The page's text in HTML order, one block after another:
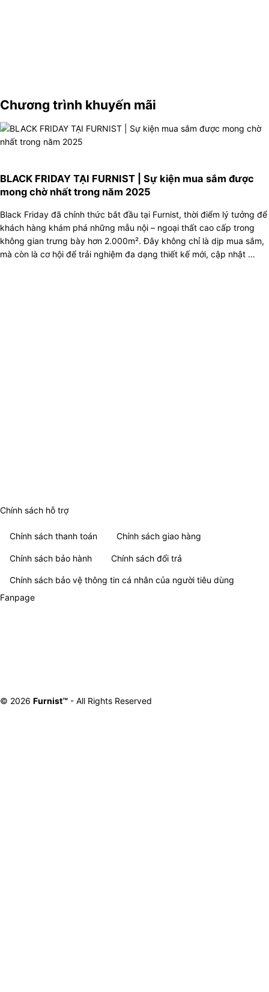
Chương trình khuyến mãi
BLACK FRIDAY TẠI FURNIST | Sự kiện mua sắm được
mong chờ nhất trong năm 2025
Black Friday đã chính thức bắt đầu tại Furnist, thời điểm lý tưởng để
khách hàng khám phá những mẫu nội – ngoại thất cao cấp trong
không gian trưng bày hơn 2.000m². Đây không chỉ là dịp mua sắm,
mà còn là cơ hội để trải nghiệm đa dạng thiết kế mới, cập nhật …
Chính sách hỗ trợ
Chính sách thanh toán Chính sách giao hàng
Chính sách bảo hành Chính sách đổi trả
Chính sách bảo vệ thông tin cá nhân của người tiêu dùng
Fanpage
© 2026 Furnist™ - All Rights Reserved